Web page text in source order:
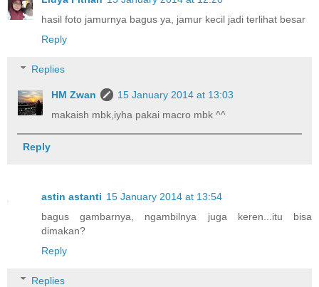
hasil foto jamurnya bagus ya, jamur kecil jadi terlihat besar
Reply
Replies
HM Zwan
15 January 2014 at 13:03
makaish mbk,iyha pakai macro mbk ^^
Reply
astin astanti 15 January 2014 at 13:54
bagus gambarnya, ngambilnya juga keren...itu bisa
dimakan?
Reply
Replies